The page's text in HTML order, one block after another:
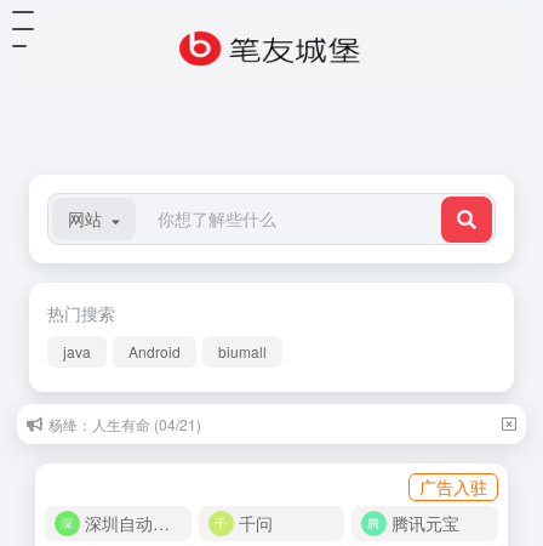
网站
热门搜索
java Android biumall
杨绛：人生有命 (04/21)
广告入驻
深圳自动化商城
千问 腾讯元宝